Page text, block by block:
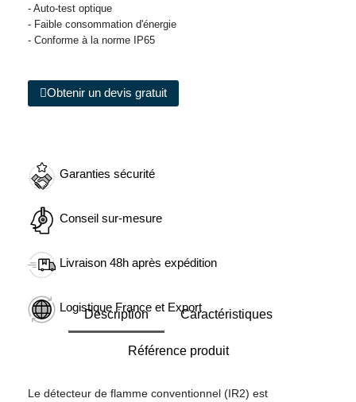
- Auto-test optique
- Faible consommation d'énergie
- Conforme à la norme IP65
Obtenir un devis gratuit
Garanties sécurité
Conseil sur-mesure
Livraison 48h après expédition
Logistique France et Export
Description Caractéristiques
Référence produit
Le détecteur de flamme conventionnel (IR2) est